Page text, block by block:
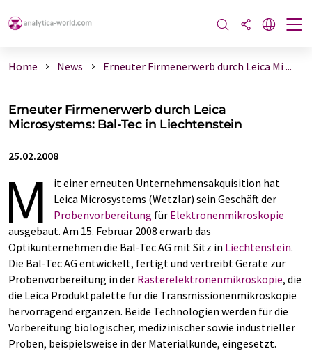
Home News Erneuter Firmenerwerb durch Leica Mi ...
Erneuter Firmenerwerb durch Leica
Microsystems: Bal-Tec in Liechtenstein
25.02.2008
M
it einer erneuten Unternehmensakquisition hat
Leica Microsystems (Wetzlar) sein Geschäft der
Probenvorbereitung für Elektronenmikroskopie
ausgebaut. Am 15. Februar 2008 erwarb das
Optikunternehmen die Bal-Tec AG mit Sitz in Liechtenstein.
Die Bal-Tec AG entwickelt, fertigt und vertreibt Geräte zur
Probenvorbereitung in der Rasterelektronenmikroskopie, die
die Leica Produktpalette für die Transmissionenmikroskopie
hervorragend ergänzen. Beide Technologien werden für die
Vorbereitung biologischer, medizinischer sowie industrieller
Proben, beispielsweise in der Materialkunde, eingesetzt.